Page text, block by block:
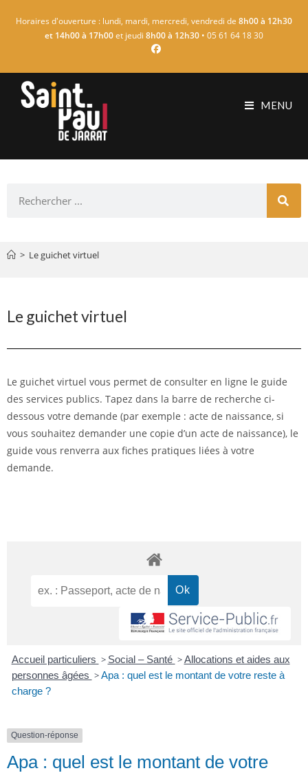
Horaires d'ouverture : lundi, mardi, mercredi, vendredi de 8h00 à 12h30
et 14h00 à 17h00et jeudi 8h00 à 12h30 • 05 61 64 18 30
MENU
> Le guichet virtuel
Le guichet virtuel
Le guichet virtuel vous permet de consulter en ligne le guide
des services publics. Tapez dans la barre de recherche ci-
dessous votre demande (par exemple : acte de naissance, si
vous souhaitez demander une copie d’un acte de naissance), le
guide vous renverra aux fiches pratiques liées à votre
demande.
Accueil particuliers > Social – Santé > Allocations et aides aux
personnes âgées > Apa : quel est le montant de votre reste à
charge ?
Question-réponse
Apa : quel est le montant de votre